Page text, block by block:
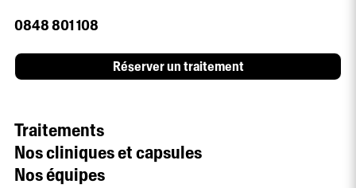
0848 801 108
Réserver un traitement
Traitements
Nos cliniques et capsules
Nos équipes